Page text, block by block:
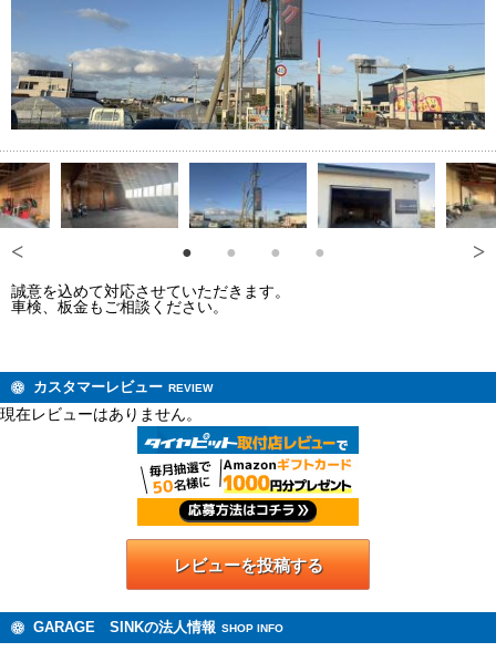
誠意を込めて対応させていただきます。
車検、板金もご相談ください。
カスタマーレビュー REVIEW
現在レビューはありません。
レビューを投稿する
GARAGE SINKの法人情報 SHOP INFO